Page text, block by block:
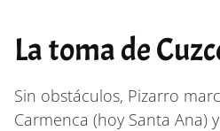
La toma de
Sin obstáculos, Pizarro
Carmenca (hoy Santa Ana)